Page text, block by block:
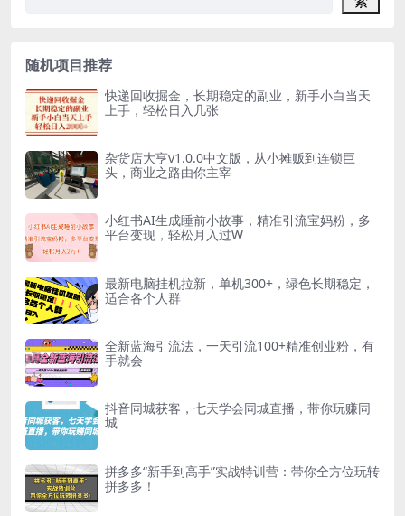
随机项目推荐
快递回收掘金，长期稳定的副业，新手小白当天
上手，轻松日入几张
杂货店大亨v1.0.0中文版，从小摊贩到连锁巨
头，商业之路由你主宰​
小红书AI生成睡前小故事，精准引流宝妈粉，多
平台变现，轻松月入过W
最新电脑挂机拉新，单机300+，绿色长期稳定，
适合各个人群
全新蓝海引流法，一天引流100+精准创业粉，有
手就会
抖音同城获客，七天学会同城直播，带你玩赚同
城
拼多多“新手到高手”实战特训营：带你全方位玩转
拼多多！